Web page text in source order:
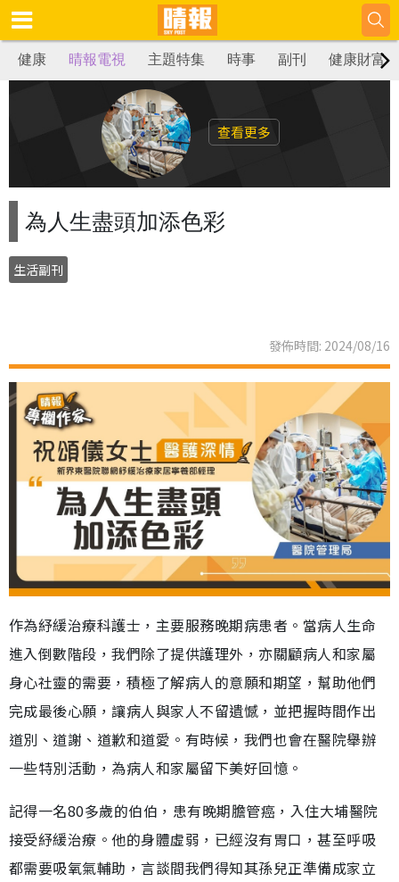
健康 晴報電視 主題特集 時事 副刊 健康財富
查看更多
為人生盡頭加添色彩
生活副刊
發佈時間: 2024/08/16
作為紓緩治療科護士，主要服務晚期病患者。當病人生命
進入倒數階段，我們除了提供護理外，亦關顧病人和家屬
身心社靈的需要，積極了解病人的意願和期望，幫助他們
完成最後心願，讓病人與家人不留遺憾，並把握時間作出
道別、道謝、道歉和道愛。有時候，我們也會在醫院舉辦
一些特別活動，為病人和家屬留下美好回憶。
記得一名80多歲的伯伯，患有晚期膽管癌，入住大埔醫院
接受紓緩治療。他的身體虛弱，已經沒有胃口，甚至呼吸
都需要吸氧氣輔助，言談間我們得知其孫兒正準備成家立